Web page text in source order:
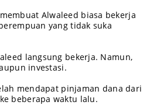
Alwaleed biasa bekerja
yang tidak suka
langsung bekerja. Namun,
investasi.
mendapat pinjaman dana dari
beberapa waktu lalu.